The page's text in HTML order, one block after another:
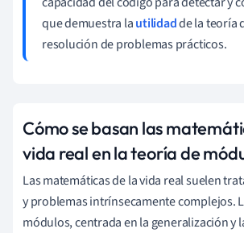
que demuestra lautilidadde la teoría
resolución de problemas prácticos.
Cómo se basan las
vida real en la teoría de
Las matemáticas de la vida real suelen
y problemas intrínsecamente complejos.
módulos, centrada en la generalización y